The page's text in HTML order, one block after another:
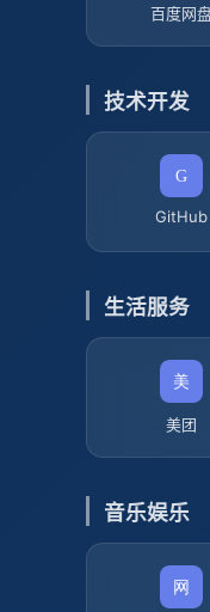
百度网
技术开发
GitHub
生活服务
美团
音乐娱乐